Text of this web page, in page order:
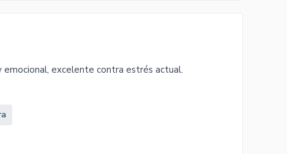
emocional, excelente contra estrés actual.